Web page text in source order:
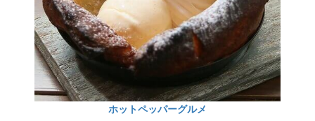
ホットペッパーグルメ